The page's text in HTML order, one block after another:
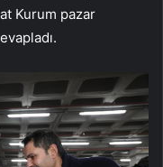
Kurum pazar